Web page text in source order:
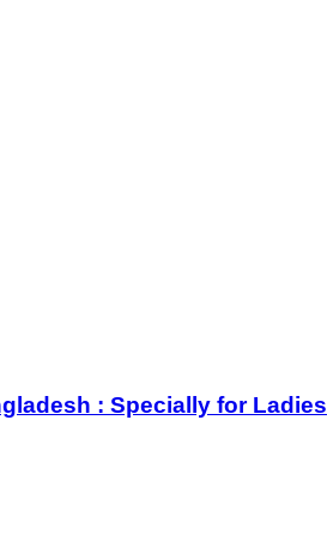
: Specially for Ladies